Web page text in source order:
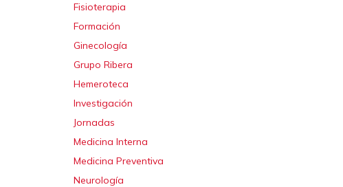
Fisioterapia
Formación
Ginecología
Grupo Ribera
Hemeroteca
Investigación
Jornadas
Medicina Interna
Medicina Preventiva
Neurología